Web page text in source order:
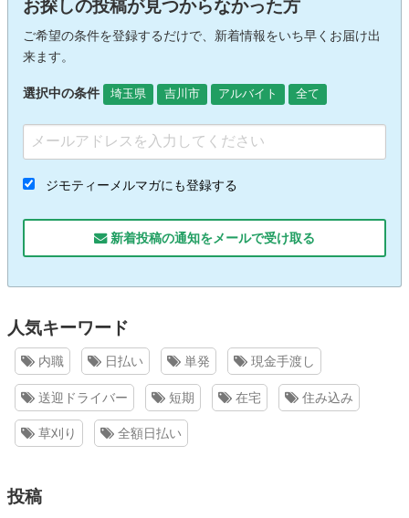
お探しの投稿が見つからなかった方
ご希望の条件を登録するだけで、新着情報をいち早くお届け出
来ます。
選択中の条件 埼玉県 吉川市 アルバイト 全て
ジモティーメルマガにも登録する
新着投稿の通知をメールで受け取る
人気キーワード
内職 日払い 単発 現金手渡し
送迎ドライバー 短期 在宅 住み込み
草刈り 全額日払い
投稿